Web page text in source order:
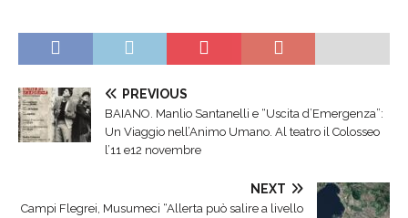
PREVIOUS
BAIANO. Manlio Santanelli e “Uscita d’Emergenza”:
Un Viaggio nell’Animo Umano. Al teatro il Colosseo
l’11 e12 novembre
NEXT
Campi Flegrei, Musumeci “Allerta può salire a livello